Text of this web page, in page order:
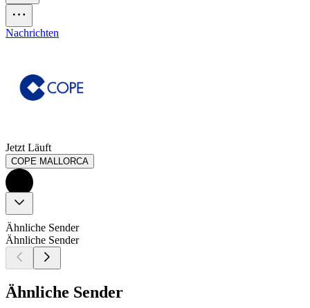
Nachrichten
Jetzt Läuft
COPE MALLORCA
Ähnliche Sender
Ähnliche Sender
Ähnliche Sender